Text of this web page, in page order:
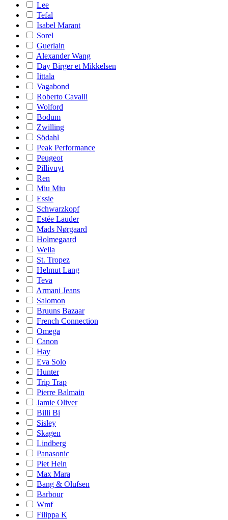
Lee
Tefal
Isabel Marant
Sorel
Guerlain
Alexander Wang
Day Birger et Mikkelsen
Iittala
Vagabond
Roberto Cavalli
Wolford
Bodum
Zwilling
Södahl
Peak Performance
Peugeot
Pillivuyt
Ren
Miu Miu
Essie
Schwarzkopf
Estée Lauder
Mads Nørgaard
Holmegaard
Wella
St. Tropez
Helmut Lang
Teva
Armani Jeans
Salomon
Bruuns Bazaar
French Connection
Omega
Canon
Hay
Eva Solo
Hunter
Trip Trap
Pierre Balmain
Jamie Oliver
Billi Bi
Sisley
Skagen
Lindberg
Panasonic
Piet Hein
Max Mara
Bang & Olufsen
Barbour
Wmf
Filippa K